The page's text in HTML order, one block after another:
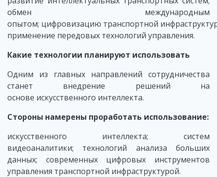
обмен международным
опытом; цифровизацию транспортной
применение передовых технологий управления.
Какие технологии планируют использовать
Одним из главных направлений сотрудничества
станет внедрение решений на
основе искусственного интеллекта.
Стороны намерены проработать использование:
искусственного интеллекта; систем
видеоаналитики; технологий анализа больших
данных; современных цифровых инструментов
управления транспортной инфраструктурой.